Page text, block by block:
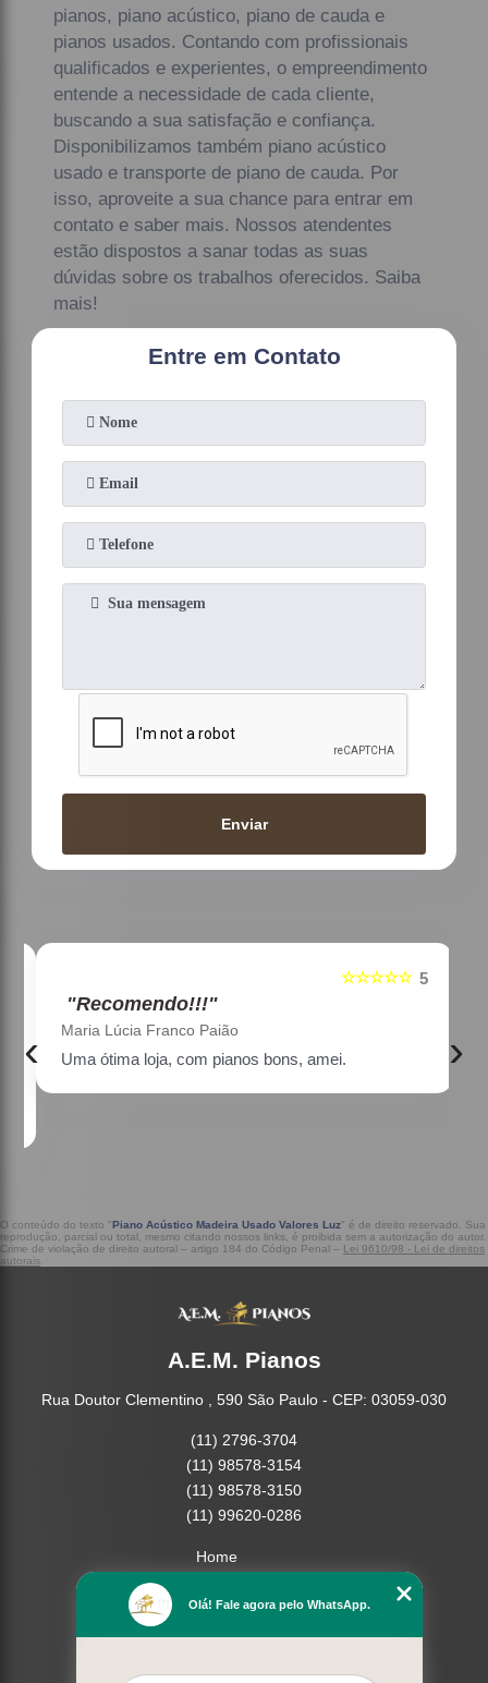
pianos, piano acústico, piano de cauda e
pianos usados. Contando com profissionais
qualificados e experientes, o empreendimento
entende a necessidade de cada cliente,
buscando a sua satisfação e confiança.
Disponibilizamos também piano acústico
usado e transporte de piano de cauda. Por
isso, aproveite a sua chance para entrar em
contato e saber mais. Nossos atendentes
estão dispostos a sanar todas as suas
dúvidas sobre os trabalhos oferecidos. Saiba
mais!
Entre em Contato
Enviar
5
☆☆☆☆☆
"Recomendo!!!"
Maria Lúcia Franco Paião
Uma ótima loja, com pianos bons, amei.
‹ ›
O conteúdo do texto "Piano Acústico Madeira Usado Valores Luz" é de direito reservado. Sua
reprodução, parcial ou total, mesmo citando nossos links, é proibida sem a autorização do autor.
Crime de violação de direito autoral – artigo 184 do Código Penal – Lei 9610/98 - Lei de direitos
autorais
A.E.M. Pianos
Rua Doutor Clementino , 590 São Paulo - CEP: 03059-030
(11) 2796-3704
(11) 98578-3154
(11) 98578-3150
(11) 99620-0286
Home
Missão
Olá! Fale agora pelo WhatsApp.